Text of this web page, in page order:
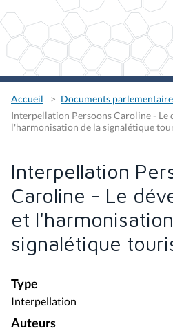
Accueil
Documents
Interpellation Persoons Caroline - Le
l'harmonisation de la signalétique
Interpellation
Caroline - Le
et
signalétique
Type
Interpellation
Auteurs